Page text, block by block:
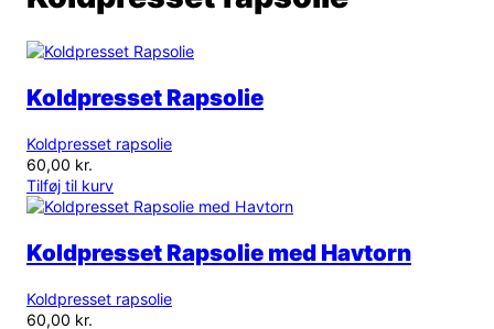
Koldpresset Rapsolie
Koldpresset rapsolie
60,00 kr.
Tilføj til kurv
Koldpresset Rapsolie med Havtorn
Koldpresset rapsolie
60,00 kr.